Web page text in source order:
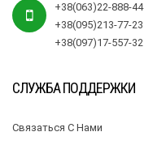
+38(063)22-888-44
+38(095)213-77-23
+38(097)17-557-32
СЛУЖБА ПОДДЕРЖКИ
Связаться С Нами